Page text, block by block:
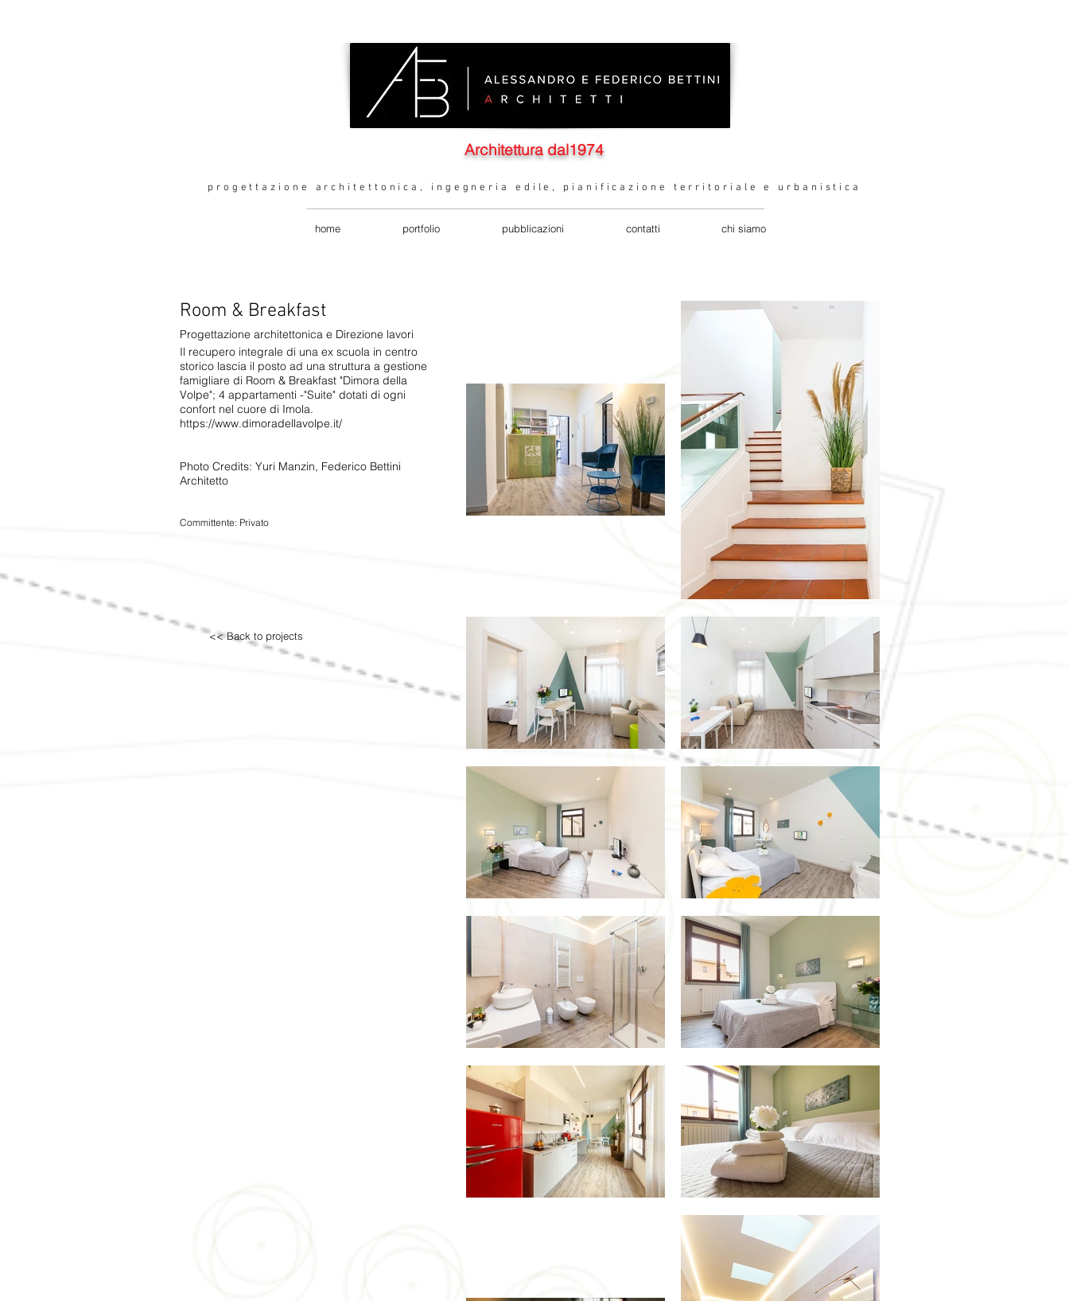
Architettura dal1974
progettazione architettonica, ingegneria edile, pianificazione territoriale e urbanistica
home portfolio pubblicazioni contatti chi siamo
Room & Breakfast
Progettazione architettonica e Direzione lavori
Il recupero integrale di una ex scuola in centro
storico lascia il posto ad una struttura a gestione
famigliare di Room & Breakfast "Dimora della
Volpe"; 4 appartamenti -"Suite" dotati di ogni
confort nel cuore di Imola.
https://www.dimoradellavolpe.it/
Photo Credits: Yuri Manzin, Federico Bettini
Architetto
Committente: Privato
<< Back to projects